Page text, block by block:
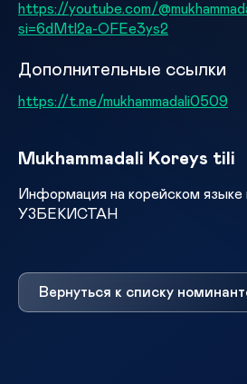
https://youtube.com/
si=6dMtl2a-OFEe3ys2
Дополнительные ссылки
https://t.me/mukhammadali0509
Mukhammadali Koreys tili
Информация на корейском
УЗБЕКИСТАН
Вернуться к списку